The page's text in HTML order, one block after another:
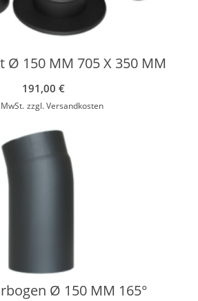
Ø 150 MM 705 X 350 MM
191,00 €
zzgl.Versandkosten
Ø 150 MM 165°